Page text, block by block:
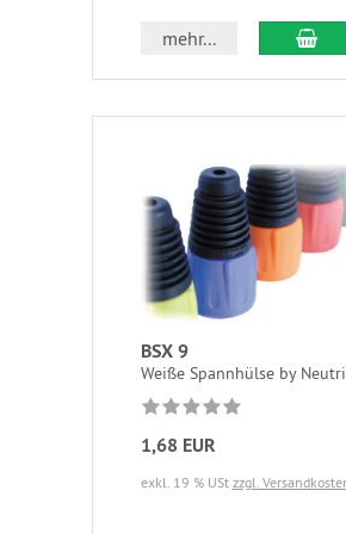
mehr...
BSX 9
Weiße Spannhülse by
1,68 EUR
exkl. 19 % USt zzgl.